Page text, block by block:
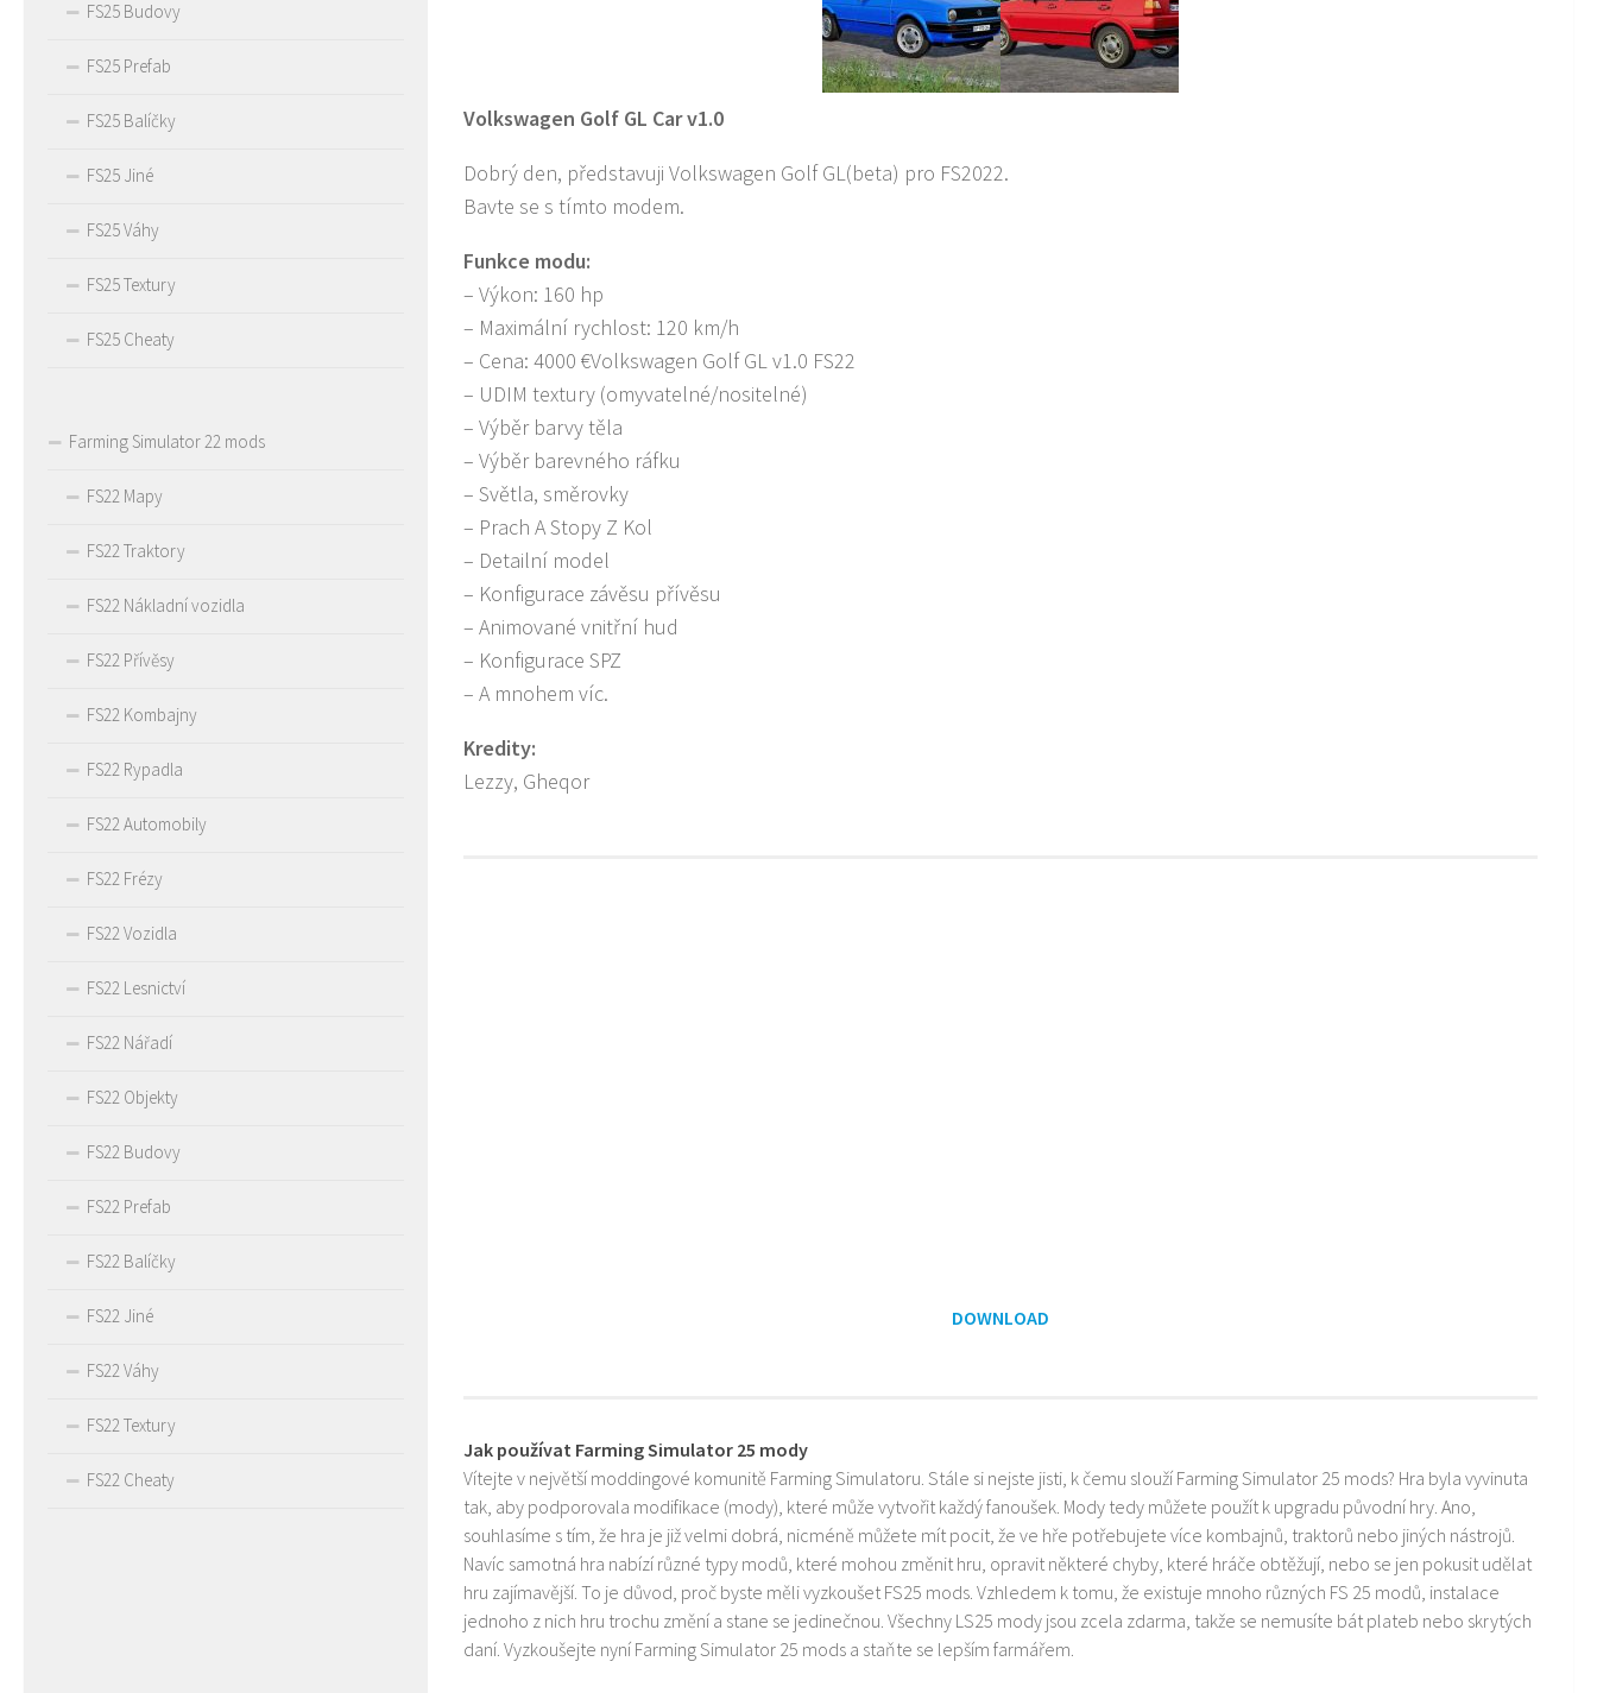
Volkswagen Golf GL Car v1.0
Dobrý den, představuji Volkswagen Golf GL(beta) pro FS2022.
Bavte se s tímto modem.
Funkce modu:
– Výkon: 160 hp
– Maximální rychlost: 120 km/h
– Cena: 4000 €Volkswagen Golf GL v1.0 FS22
– UDIM textury (omyvatelné/nositelné)
– Výběr barvy těla
– Výběr barevného ráfku
– Světla, směrovky
– Prach A Stopy Z Kol
– Detailní model
– Konfigurace závěsu přívěsu
– Animované vnitřní hud
– Konfigurace SPZ
– A mnohem víc.
Kredity:
Lezzy, Gheqor
DOWNLOAD
Jak používat Farming Simulator 25 mody
Vítejte v největší moddingové komunitě Farming Simulatoru. Stále si nejste jisti, k čemu slouží Farming Simulator 25 mods? Hra byla vyvinuta
tak, aby podporovala modifikace (mody), které může vytvořit každý fanoušek. Mody tedy můžete použít k upgradu původní hry. Ano,
souhlasíme s tím, že hra je již velmi dobrá, nicméně můžete mít pocit, že ve hře potřebujete více kombajnů, traktorů nebo jiných nástrojů.
Navíc samotná hra nabízí různé typy modů, které mohou změnit hru, opravit některé chyby, které hráče obtěžují, nebo se jen pokusit udělat
hru zajímavější. To je důvod, proč byste měli vyzkoušet FS25 mods. Vzhledem k tomu, že existuje mnoho různých FS 25 modů, instalace
jednoho z nich hru trochu změní a stane se jedinečnou. Všechny LS25 mody jsou zcela zdarma, takže se nemusíte bát plateb nebo skrytých
daní. Vyzkoušejte nyní Farming Simulator 25 mods a staňte se lepším farmářem.
FS25 Budovy
FS25 Prefab
FS25 Balíčky
FS25 Jiné
FS25 Váhy
FS25 Textury
FS25 Cheaty
Farming Simulator 22 mods
FS22 Mapy
FS22 Traktory
FS22 Nákladní vozidla
FS22 Přívěsy
FS22 Kombajny
FS22 Rypadla
FS22 Automobily
FS22 Frézy
FS22 Vozidla
FS22 Lesnictví
FS22 Nářadí
FS22 Objekty
FS22 Budovy
FS22 Prefab
FS22 Balíčky
FS22 Jiné
FS22 Váhy
FS22 Textury
FS22 Cheaty